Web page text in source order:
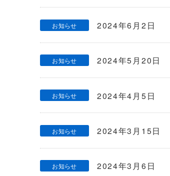
2024年6月2日
お知らせ
2024年5月20日
お知らせ
2024年4月5日
お知らせ
2024年3月15日
お知らせ
2024年3月6日
お知らせ